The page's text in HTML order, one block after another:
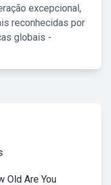
excepcional,
reconhecidas por
globais -
Old Are You